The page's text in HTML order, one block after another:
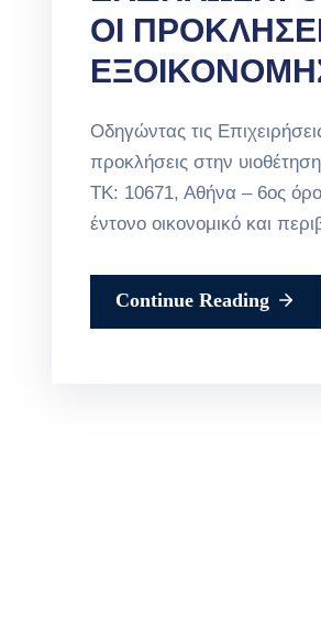
ΟΙ
Οδηγώντας τις
προκλήσεις στην
ΤΚ: 10671, Αθήνα – 6ος
έντονο οικονομικό και
Continue Reading